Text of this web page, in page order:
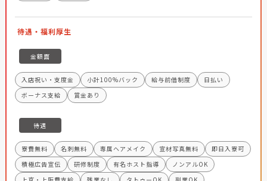
待遇・福利厚生
金額面
入店祝い・支度金 小計100%バック 給与前借制度
日払い
ボーナス支給
賞金あり
待遇
寮費無料 名刺無料 専属ヘアメイク 宣材写真無料
即日入寮可
積極広告宣伝
研修制度 有名ホスト指導
ノンアルOK